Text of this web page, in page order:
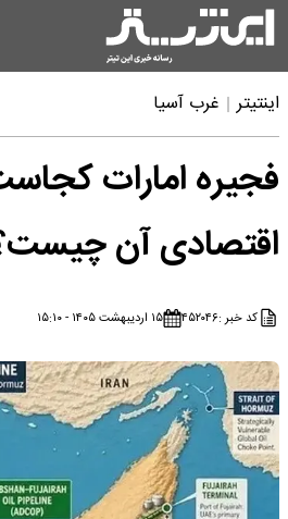
اینتیتر غرب آسیا
فجیره امارات
اقتصادی آن
کد خبر :۴۵۲۰۴۶ ۱۵ اردیبهشت ۱۴۰۵ - ۱۵:۱۰